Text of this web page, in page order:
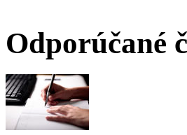
Odporúčané